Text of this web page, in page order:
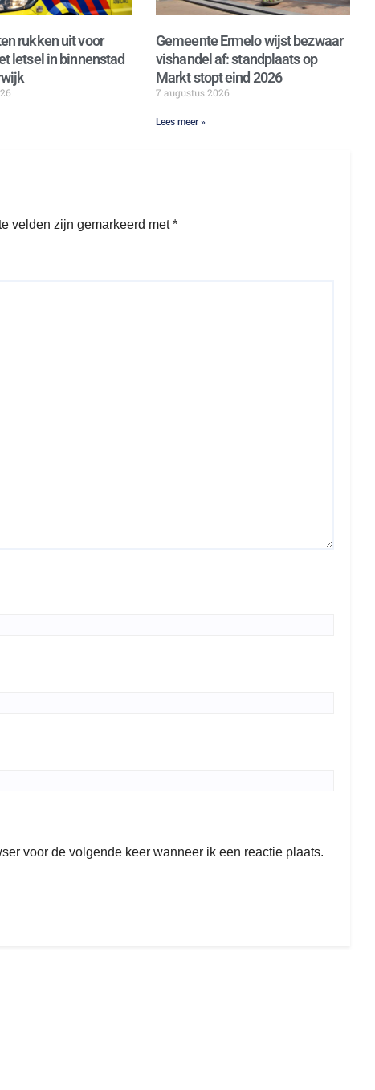
rukken uit voor
letsel in binnenstad
Gemeente Ermelo wijst bezwaar
vishandel af: standplaats op
Markt stopt eind 2026
7 augustus 2026
Lees meer »
velden zijn gemarkeerd met*
voor de volgende keer wanneer ik een reactie plaats.